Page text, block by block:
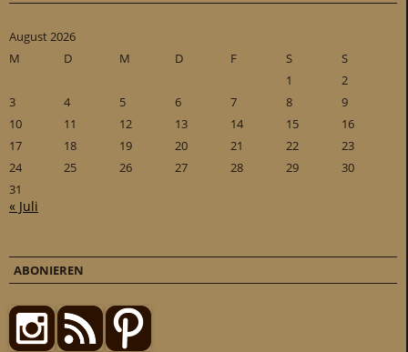
August 2026
M
D M D F S
S
1
2
3
4 5 6 7 8
9
10
11 12 13 14 15
16
17
18 19 20 21 22
23
24
25 26 27 28 29
30
31
« Juli
ABONIEREN